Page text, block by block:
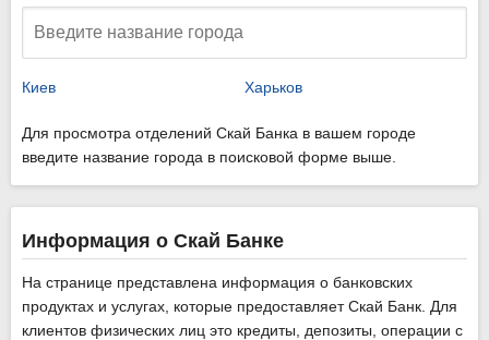
Киев Харьков
Для просмотра отделений Скай Банка в вашем городе
введите название города в поисковой форме выше.
Информация о Скай Банке
На странице представлена информация о банковских
продуктах и услугах, которые предоставляет Скай Банк. Для
клиентов физических лиц это кредиты, депозиты, операции с